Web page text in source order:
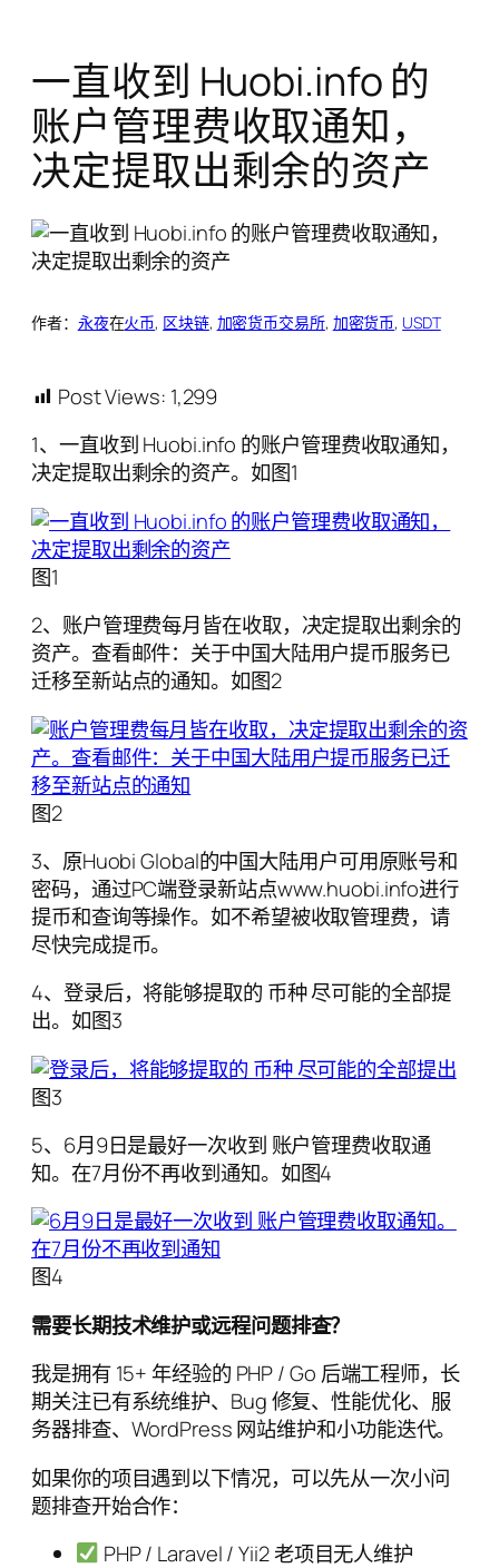
一直收到 Huobi.info 的
账户管理费收取通知，
决定提取出剩余的资产
作者： 永夜在火币, 区块链, 加密货币交易所, 加密货币, USDT
Post Views: 1,299
1、一直收到 Huobi.info 的账户管理费收取通知，
决定提取出剩余的资产。如图1
图1
2、账户管理费每月皆在收取，决定提取出剩余的
资产。查看邮件：关于中国大陆用户提币服务已
迁移至新站点的通知。如图2
图2
3、原Huobi Global的中国大陆用户可用原账号和
密码，通过PC端登录新站点www.huobi.info进行
提币和查询等操作。如不希望被收取管理费，请
尽快完成提币。
4、登录后，将能够提取的 币种 尽可能的全部提
出。如图3
图3
5、6月9日是最好一次收到 账户管理费收取通
知。在7月份不再收到通知。如图4
图4
需要长期技术维护或远程问题排查？
我是拥有 15+ 年经验的 PHP / Go 后端工程师，长
期关注已有系统维护、Bug 修复、性能优化、服
务器排查、WordPress 网站维护和小功能迭代。
如果你的项目遇到以下情况，可以先从一次小问
题排查开始合作：
PHP / Laravel / Yii2 老项目无人维护